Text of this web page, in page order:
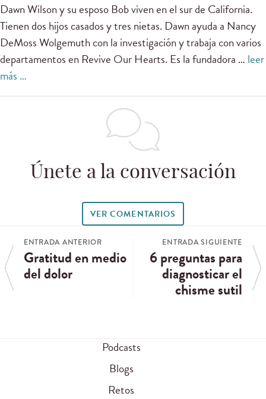
Dawn Wilson y su esposo Bob viven en el sur de California.
Tienen dos hijos casados y tres nietas. Dawn ayuda a Nancy
DeMoss Wolgemuth con la investigación y trabaja con varios
departamentos en Revive Our Hearts. Es la fundadora … leer
más …
Únete a la conversación
VER COMENTARIOS
ENTRADA ANTERIOR
Gratitud en medio
del dolor
ENTRADA SIGUIENTE
6 preguntas para
diagnosticar el
chisme sutil
Podcasts
Blogs
Retos